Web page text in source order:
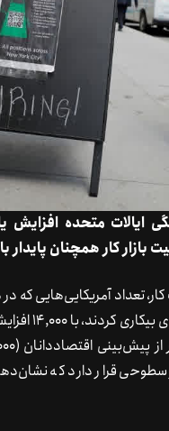
ایالات متحده افزایش
قرار دارد که